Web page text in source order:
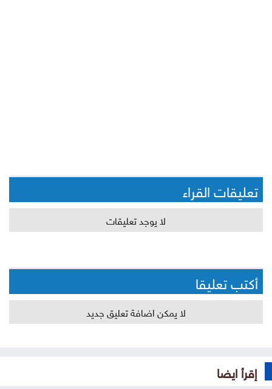
تعليقات القراء
لا يوجد تعليقات
أكتب تعليقا
لا يمكن اضافة تعليق جديد
إقرأ ايضا